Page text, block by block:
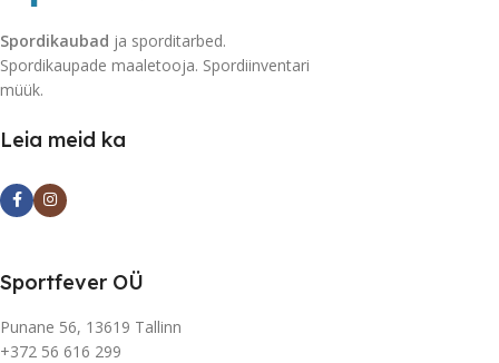
Spordikaubad ja sporditarbed.
Spordikaupade maaletooja. Spordiinventari
müük.
Leia meid ka
Sportfever OÜ
Punane 56, 13619 Tallinn
+372 56 616 299